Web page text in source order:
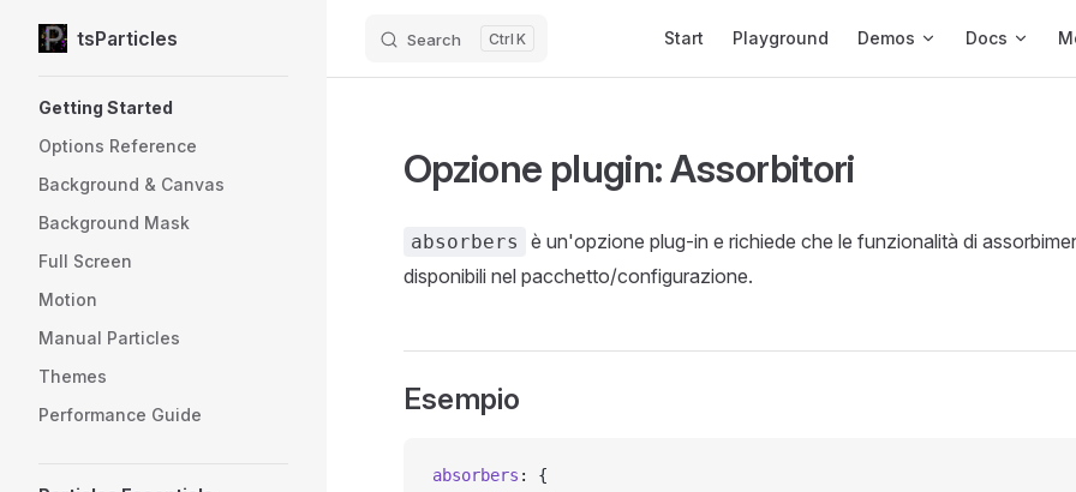
Skip to content
tsParticles Search K Start Playground Demos Docs
Getting Started
Options Reference
Background & Canvas
Background Mask
Full Screen
Motion
Manual Particles
Themes
Performance Guide
Opzione plugin: Assorbitori
absorbers
è un'opzione plug-in e richiede che le funzionalità di
disponibili nel pacchetto/configurazione.
Esempio
absorbers : {